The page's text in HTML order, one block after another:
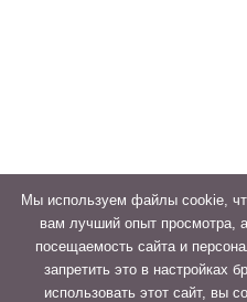
Мы используем файлы cookie,
вам лучший опыт просмотра,
посещаемость сайта и
запретить это в настройках
использовать этот сайт, вы